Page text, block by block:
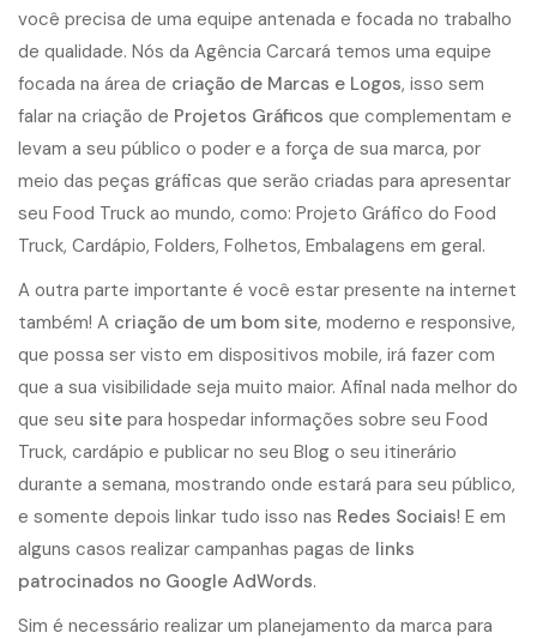
você precisa de uma equipe antenada e focada no trabalho
de qualidade. Nós da Agência Carcará temos uma equipe
focada na área de criação de Marcas e Logos, isso sem
falar na criação de Projetos Gráficos que complementam e
levam a seu público o poder e a força de sua marca, por
meio das peças gráficas que serão criadas para apresentar
seu Food Truck ao mundo, como: Projeto Gráfico do Food
Truck, Cardápio, Folders, Folhetos, Embalagens em geral.
A outra parte importante é você estar presente na internet
também! A criação de um bom site, moderno e responsive,
que possa ser visto em dispositivos mobile, irá fazer com
que a sua visibilidade seja muito maior. Afinal nada melhor do
que seu site para hospedar informações sobre seu Food
Truck, cardápio e publicar no seu Blog o seu itinerário
durante a semana, mostrando onde estará para seu público,
e somente depois linkar tudo isso nas Redes Sociais! E em
alguns casos realizar campanhas pagas de links
patrocinados no Google AdWords.
Sim é necessário realizar um planejamento da marca para